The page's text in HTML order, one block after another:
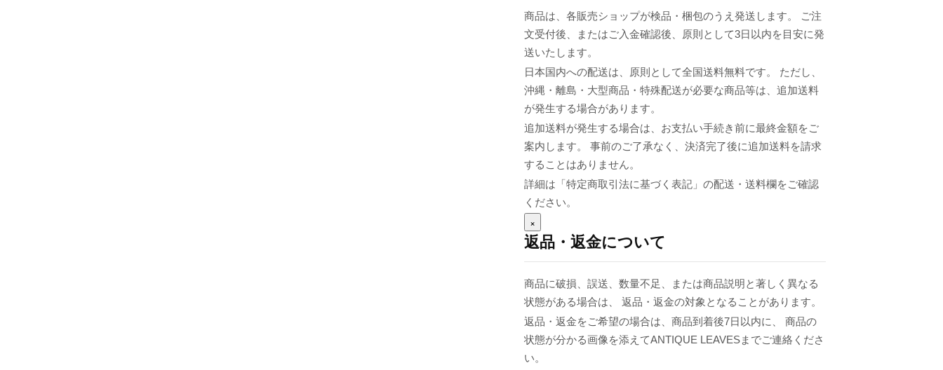
商品は、各販売ショップが検品・梱包のうえ発送します。 ご注
文受付後、またはご入金確認後、原則として3日以内を目安に発
送いたします。
日本国内への配送は、原則として全国送料無料です。 ただし、
沖縄・離島・大型商品・特殊配送が必要な商品等は、追加送料
が発生する場合があります。
追加送料が発生する場合は、お支払い手続き前に最終金額をご
案内します。 事前のご了承なく、決済完了後に追加送料を請求
することはありません。
詳細は「特定商取引法に基づく表記」の配送・送料欄をご確認
ください。
×
返品・返金について
商品に破損、誤送、数量不足、または商品説明と著しく異なる
状態がある場合は、 返品・返金の対象となることがあります。
返品・返金をご希望の場合は、商品到着後7日以内に、 商品の
状態が分かる画像を添えてANTIQUE LEAVESまでご連絡くださ
い。